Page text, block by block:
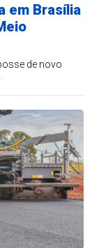
em Brasília
de novo